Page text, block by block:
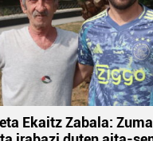
Ekaitz Zabala: